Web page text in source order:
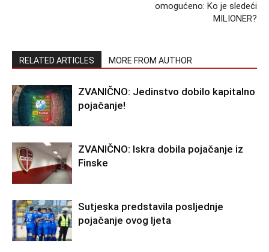
omogućeno: Ko je sledeći
MILIONER?
RELATED ARTICLES MORE FROM AUTHOR
ZVANIČNO: Jedinstvo dobilo kapitalno
pojačanje!
ZVANIČNO: Iskra dobila pojačanje iz
Finske
Sutjeska predstavila posljednje
pojačanje ovog ljeta